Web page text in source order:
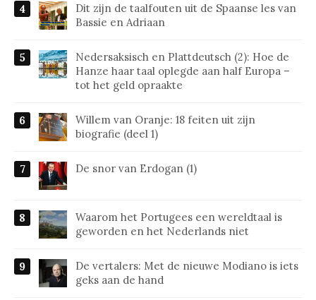
Dit zijn de taalfouten uit de Spaanse les van
Bassie en Adriaan
Nedersaksisch en Plattdeutsch (2): Hoe de
Hanze haar taal oplegde aan half Europa –
tot het geld opraakte
Willem van Oranje: 18 feiten uit zijn
biografie (deel 1)
De snor van Erdogan (1)
Waarom het Portugees een wereldtaal is
geworden en het Nederlands niet
De vertalers: Met de nieuwe Modiano is iets
geks aan de hand